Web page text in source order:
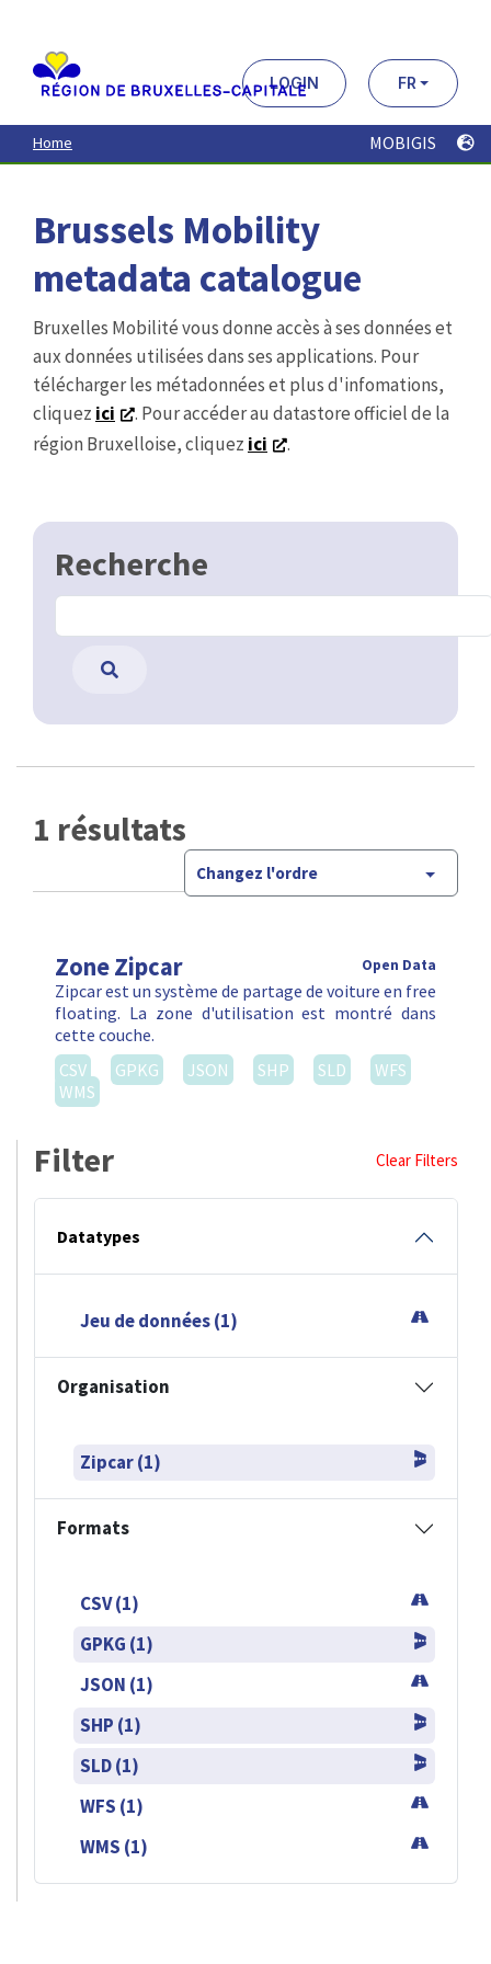
contenu
principal
LOGIN FR
Home MOBIGIS
Brussels Mobility
metadata catalogue
Bruxelles Mobilité vous donne accès à ses données et
aux données utilisées dans ses applications. Pour
télécharger les métadonnées et plus d'infomations,
cliquez ici
. Pour accéder au datastore officiel de la
région Bruxelloise, cliquez ici .
Recherche
1 résultats
Changez l'ordre
Zone Zipcar Open Data
Zipcar est un système de partage de voiture en free
floating. La zone d'utilisation est montré dans
cette couche.
CSV
GPKG JSON SHP SLD
WFS
WMS
Filter Clear Filters
Datatypes
Jeu de données (1)
Organisation
Zipcar (1)
Formats
CSV (1)
GPKG (1)
JSON (1)
SHP (1)
SLD (1)
WFS (1)
WMS (1)